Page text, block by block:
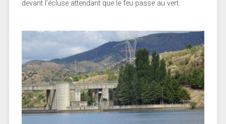
devant l’écluse attendant que le feu passe au vert.